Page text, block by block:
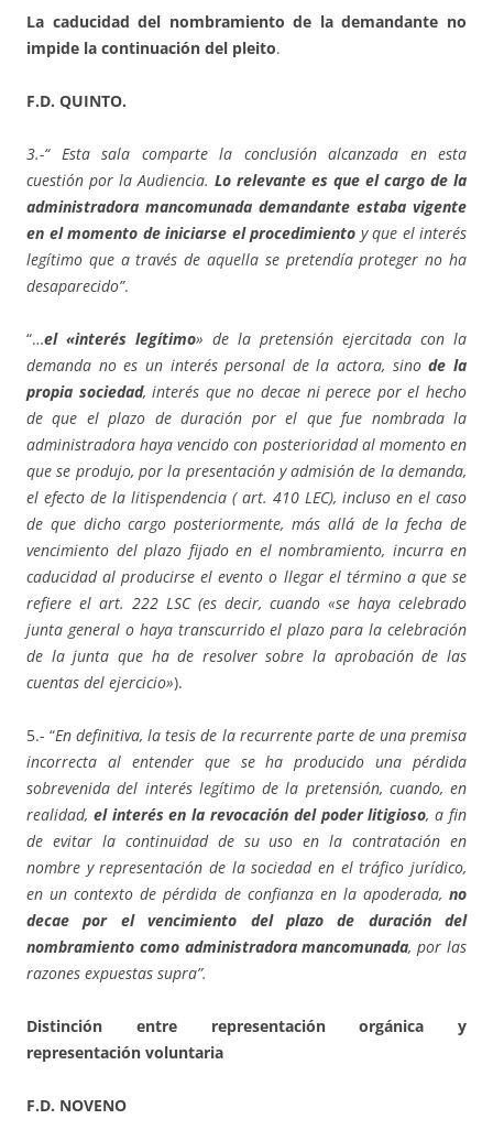
La caducidad del nombramiento de la demandante no
impide la continuación del pleito.
F.D. QUINTO.
3.-“ Esta sala comparte la conclusión alcanzada en esta
cuestión por la Audiencia. Lo relevante es que el cargo de la
administradora mancomunada demandante estaba vigente
en el momento de iniciarse el procedimiento y que el interés
legítimo que a través de aquella se pretendía proteger no ha
desaparecido”.
“…el «interés legítimo» de la pretensión ejercitada con la
demanda no es un interés personal de la actora, sinode la
propia sociedad, interés que no decae ni perece por el hecho
de que el plazo de duración por el que fue nombrada la
administradora haya vencido con posterioridad al momento en
que se produjo, por la presentación y admisión de la demanda,
el efecto de la litispendencia ( art. 410 LEC), incluso en el caso
de que dicho cargo posteriormente, más allá de la fecha de
vencimiento del plazo fijado en el nombramiento, incurra en
caducidad al producirse el evento o llegar el término a que se
refiere el art. 222 LSC (es decir, cuando «se haya celebrado
junta general o haya transcurrido el plazo para la celebración
de la junta que ha de resolver sobre la aprobación de las
cuentas del ejercicio»).
5.- “En definitiva, la tesis de la recurrente parte de una premisa
incorrecta al entender que se ha producido una pérdida
sobrevenida del interés legítimo de la pretensión, cuando, en
realidad, el interés en la revocación del poder litigioso, a fin
de evitar la continuidad de su uso en la contratación en
nombre y representación de la sociedad en el tráfico jurídico,
en un contexto de pérdida de confianza en la apoderada, no
decae por el vencimiento del plazo de duración del
nombramiento como administradora mancomunada, por las
razones expuestas supra”.
Distinción entre representación orgánica y
representación voluntaria
F.D. NOVENO